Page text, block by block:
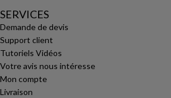
SERVICES
Demande de devis
Support client
Tutoriels Vidéos
Votre avis nous intéresse
Mon compte
Livraison